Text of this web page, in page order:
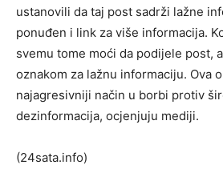
ustanovili da taj post sadrži lažne
ponuđen i link za više informacija.
svemu tome moći da podijele post,
oznakom za lažnu informaciju. Ova
najagresivniji način u borbi protiv
dezinformacija, ocjenjuju mediji.
(24sata.info)